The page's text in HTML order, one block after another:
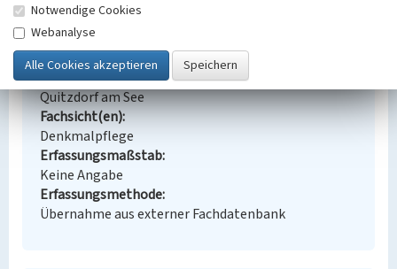
Quitzdorf/Kwetanecy
Schlagwörter
Siedlung Wüstung
Ort
Quitzdorf am See
Fachsicht(en)
Denkmalpflege
Erfassungsmaßstab
Keine Angabe
Erfassungsmethode
Übernahme aus externer Fachdatenbank
Notwendige Cookies
Webanalyse